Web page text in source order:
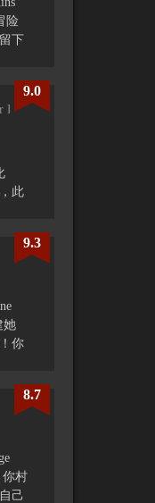
天
险
下
属
启
畅
Falling: Survival Strategy
此
他
和
。
特
9.0
她
你
吃
强
来
9.3
你村
己
8.7